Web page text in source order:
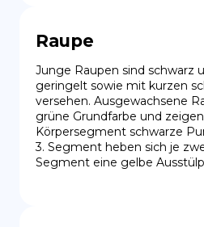
Raupe
Junge Raupen sind schwarz
geringelt sowie mit kurzen
versehen. Ausgewachsene
grüne Grundfarbe und
Körpersegment schwarze
3. Segment heben sich je
Segment eine gelbe